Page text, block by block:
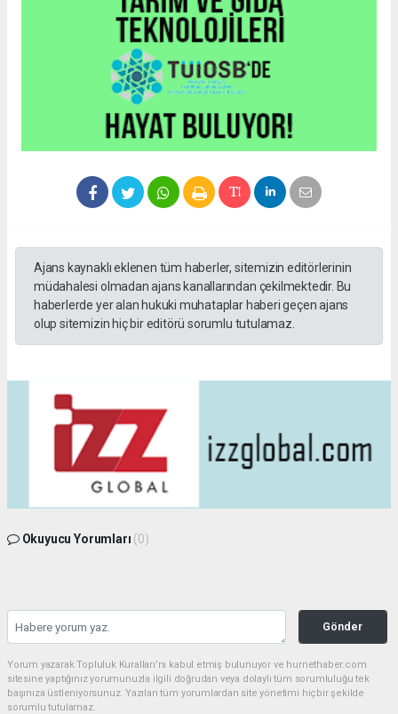
Ajans kaynaklı eklenen tüm haberler, sitemizin editörlerinin
müdahalesi olmadan ajans kanallarından çekilmektedir. Bu
haberlerde yer alan hukuki muhataplar haberi geçen ajans
olup sitemizin hiç bir editörü sorumlu tutulamaz.
Okuyucu Yorumları (0)
Gönder
Yorum yazarak Topluluk Kuralları’nı kabul etmiş bulunuyor ve hurnethaber.com
sitesine yaptığınız yorumunuzla ilgili doğrudan veya dolaylı tüm sorumluluğu tek
başınıza üstleniyorsunuz. Yazılan tüm yorumlardan site yönetimi hiçbir şekilde
sorumlu tutulamaz.